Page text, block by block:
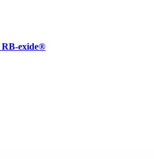
RB-exide®